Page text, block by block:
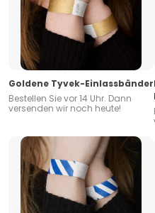
Goldene Tyvek-Einlassbänder
Bestellen Sie vor 14 Uhr. Dann
versenden wir noch heute!